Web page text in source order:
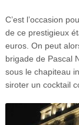
C’est l’occasion
de ce prestigieux
euros. On peut
brigade de Pascal
sous le chapiteau
siroter un cocktail